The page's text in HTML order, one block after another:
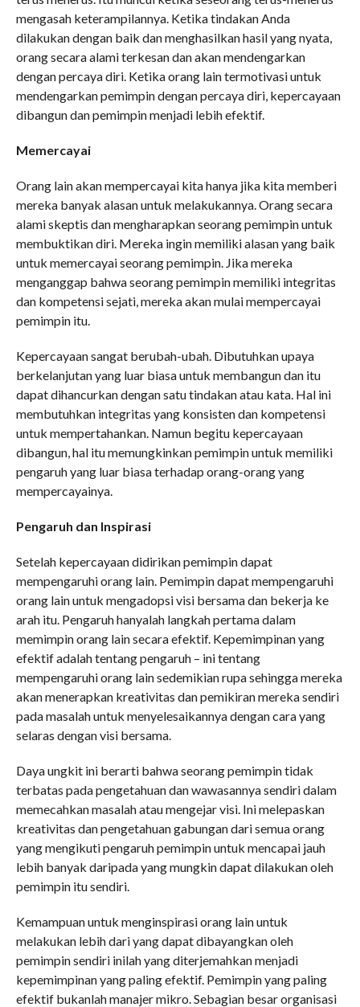
mengasah keterampilannya. Ketika tindakan Anda
dilakukan dengan baik dan menghasilkan hasil yang nyata,
orang secara alami terkesan dan akan mendengarkan
dengan percaya diri. Ketika orang lain termotivasi untuk
mendengarkan pemimpin dengan percaya diri, kepercayaan
dibangun dan pemimpin menjadi lebih efektif.
Memercayai
Orang lain akan mempercayai kita hanya jika kita memberi
mereka banyak alasan untuk melakukannya. Orang secara
alami skeptis dan mengharapkan seorang pemimpin untuk
membuktikan diri. Mereka ingin memiliki alasan yang baik
untuk memercayai seorang pemimpin. Jika mereka
menganggap bahwa seorang pemimpin memiliki integritas
dan kompetensi sejati, mereka akan mulai mempercayai
pemimpin itu.
Kepercayaan sangat berubah-ubah. Dibutuhkan upaya
berkelanjutan yang luar biasa untuk membangun dan itu
dapat dihancurkan dengan satu tindakan atau kata. Hal ini
membutuhkan integritas yang konsisten dan kompetensi
untuk mempertahankan. Namun begitu kepercayaan
dibangun, hal itu memungkinkan pemimpin untuk memiliki
pengaruh yang luar biasa terhadap orang-orang yang
mempercayainya.
Pengaruh dan Inspirasi
Setelah kepercayaan didirikan pemimpin dapat
mempengaruhi orang lain. Pemimpin dapat mempengaruhi
orang lain untuk mengadopsi visi bersama dan bekerja ke
arah itu. Pengaruh hanyalah langkah pertama dalam
memimpin orang lain secara efektif. Kepemimpinan yang
efektif adalah tentang pengaruh – ini tentang
mempengaruhi orang lain sedemikian rupa sehingga mereka
akan menerapkan kreativitas dan pemikiran mereka sendiri
pada masalah untuk menyelesaikannya dengan cara yang
selaras dengan visi bersama.
Daya ungkit ini berarti bahwa seorang pemimpin tidak
terbatas pada pengetahuan dan wawasannya sendiri dalam
memecahkan masalah atau mengejar visi. Ini melepaskan
kreativitas dan pengetahuan gabungan dari semua orang
yang mengikuti pengaruh pemimpin untuk mencapai jauh
lebih banyak daripada yang mungkin dapat dilakukan oleh
pemimpin itu sendiri.
Kemampuan untuk menginspirasi orang lain untuk
melakukan lebih dari yang dapat dibayangkan oleh
pemimpin sendiri inilah yang diterjemahkan menjadi
kepemimpinan yang paling efektif. Pemimpin yang paling
efektif bukanlah manajer mikro. Sebagian besar organisasi